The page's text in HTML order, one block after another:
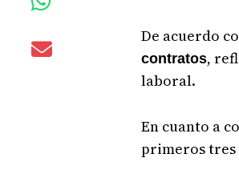
De acuerdo
contratos,
laboral.
En cuanto a
primeros tres